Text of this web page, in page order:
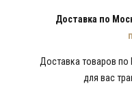
Доставка по
Доставка товаров по
для вас